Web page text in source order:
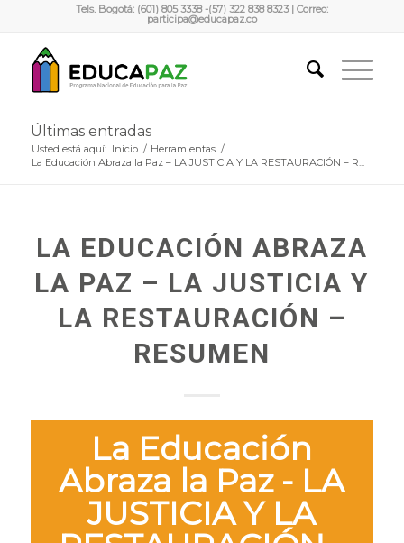
Tels. Bogotá: (601) 805 3338 -(57) 322 838 8323 | Correo:
participa@educapaz.co
Últimas entradas
Usted está aquí: Inicio / Herramientas /
La Educación Abraza la Paz – LA JUSTICIA Y LA RESTAURACIÓN – R...
LA EDUCACIÓN ABRAZA
LA PAZ – LA JUSTICIA Y
LA RESTAURACIÓN –
RESUMEN
La Educación
Abraza la Paz - LA
JUSTICIA Y LA